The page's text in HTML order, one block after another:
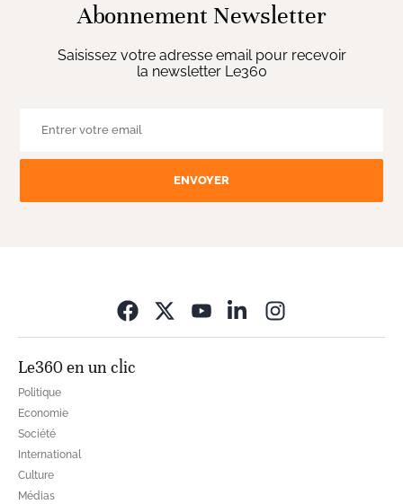
Abonnement Newsletter
Saisissez votre adresse email pour recevoir
la newsletter Le360
ENVOYER
Le360 en un clic
Politique
Economie
Société
International
Culture
Médias